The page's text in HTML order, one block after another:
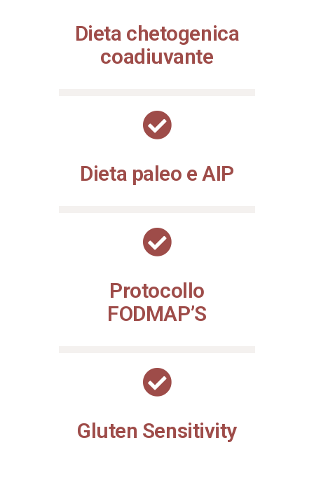
Dieta chetogenica
coadiuvante
Dieta paleo e AIP
Protocollo
FODMAP’S
Gluten Sensitivity